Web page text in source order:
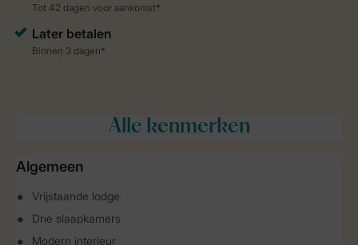
Alle kenmerken
Algemeen
Vrijstaande lodge
Drie slaapkamers
Modern interieur